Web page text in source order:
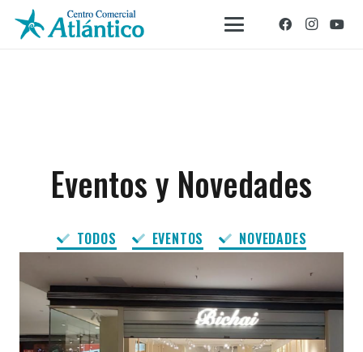
Eventos y Novedades
TODOS EVENTOS NOVEDADES